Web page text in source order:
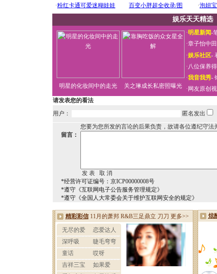
娱乐天天精选
明星的化妆间中的走光 关之琳成长私密照曝光
·明星新闻-
·章子怡中
·娱乐社区-
·八位保养
·我音我秀-
· 网友原创
请发表您的看法
用户：
匿名发出
您要为您所发的言论的后果负责，故请各位遵纪守法
留言：
*经营许可证编号：京ICP00000008号
*遵守《互联网电子公告服务管理规定》
*遵守《全国人大常委会关于维护互联网安全的规定》